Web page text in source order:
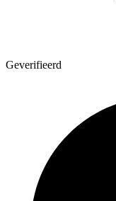
Geverifieerd